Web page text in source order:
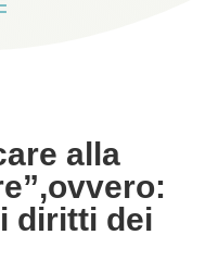
alla
diritti dei